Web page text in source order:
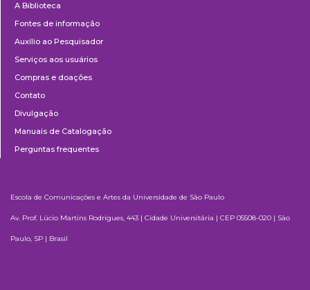
A Biblioteca
Fontes de informação
Auxílio ao Pesquisador
Serviços aos usuários
Compras e doações
Contato
Divulgação
Manuais de Catalogação
Perguntas frequentes
Escola de Comunicações e Artes da Universidade de São Paulo
Av. Prof. Lúcio Martins Rodrigues, 443 | Cidade Universitária | CEP 05508-020 | São
Paulo, SP | Brasil